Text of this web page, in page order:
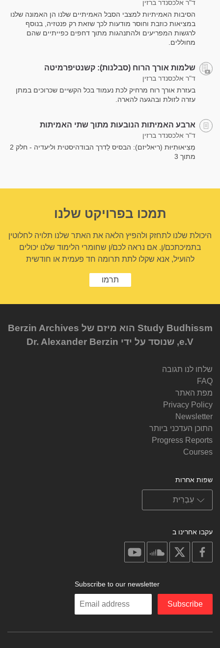
ד"ר אלכסנדר ברזין
הסיבות האמיתיות למצבי הסבל האמיתיים שלנו הן האמונה שלנו
במציאות כוזבת וחוסר מודעות לכך שזאת רק פנטזיה, בנוסף
לרגשות המפריעים ולהתנהגות מתוך דחפים כפייתיים שהם
מחוללים.
שלמות אורך הרוח (סבלנות): קשנטיפרמיטה
ד"ר אלכסנדר ברזין
בעזרת אורך רוח מרחיק לכת נעמוד בכל הקשיים שכרוכים במתן
עזרה לזולת ובהגעה להארה.
ארבע האמיתות הנובעות מתוך שתי האמיתות
ד"ר אלכסנדר ברזין
מְצִיאוּתִיּוּת (ריאליזם): הבסיס לַדרך הבודהיסטית וליעדיה - חלק 2
מתוך 3
תמכו בפרויקט שלנו
היכולת שלנו לתחזק ולהפיץ הלאה את האתר שלנו תלויה לחלוטין
בתמיכתכם/ן. אם נראה לכם/ן שחומרי הלימוד שלנו יכולים
להועיל, אנא שקלו לתת תרומה חד פעמית או חודשית
תרמו
Study Budhissm הוא מיזם של Berzin Archives
e.V, שנוסד על ידי Dr. Alexander Berzin
שלחו לנו תגובה
FAQ
מפת האתר
Privacy Policy
Newsletter
התוכן העדכני ביותר
Progress Reports
Courses
שפות אחרות
עקבו אחרינו ב
facebook
soundcloud
Subscribe to our newsletter
Enter
Subscribe